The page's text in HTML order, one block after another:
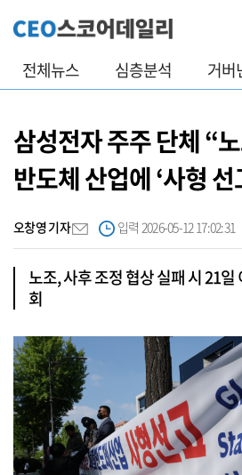
전체뉴스 심층분석 거버
삼성전자 주주 단체 “
반도체 산업에 ‘사형 선
오창영 기자 입력 2026-05-12 17:02:31
노조, 사후 조정 협상 실패 시 21
회